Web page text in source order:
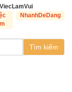
NhanhDeDang
Tìm kiếm